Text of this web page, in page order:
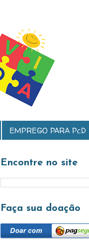
EMPREGO PARA PcD
Encontre no site
Faça sua doação